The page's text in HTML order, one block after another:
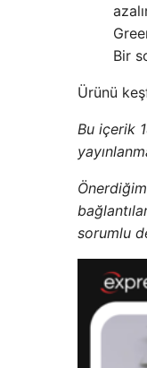
Bir
Ürünü
Bu içerik
sorumlu